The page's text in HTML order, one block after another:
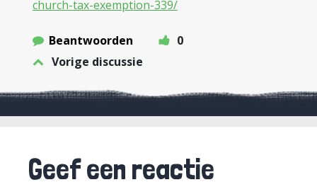
church-tax-exemption-339/
Beantwoorden
0
Vorige discussie
Geef een reactie